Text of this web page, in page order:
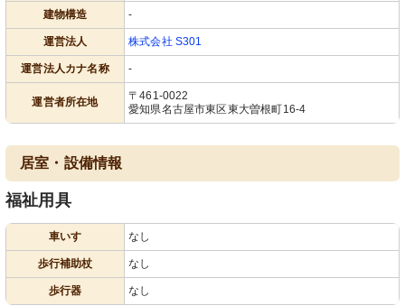
建物構造 -
運営法人 株式会社 S301
運営法人カナ名称 -
運営者所在地
〒461-0022
愛知県名古屋市東区東大曽根町16-4
居室・設備情報
福祉用具
車いす なし
歩行補助杖 なし
歩行器 なし